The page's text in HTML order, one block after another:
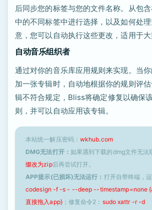
后同步您的标签与您的文件名称。从包
中的不同标签中进行选择，以及如何处
意，您可以自动执行这些更改，适用于大
自动音乐组织者
通过对你的音乐库应用规则来实现。当
加一张专辑时，自动地根据你的规则评
辑不符合规定，Bliss将确定修复以确保
则，并可以自动应用该专辑。
本站统一解压密码： wkhub.com
DMG无法打开： 如果遇到下载的dmg文件无法
缀改为zip后再尝试打开。
APP提示(已损坏)无法运行： 打开自带终端，
codesign -f -s - --deep --timestamp=none
直接拖入app}；修复命令2： sudo xattr -r -d